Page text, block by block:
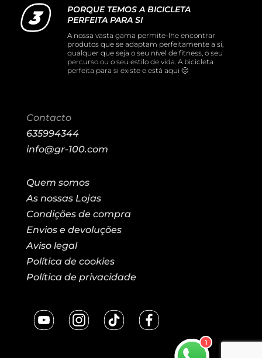
PORQUE TEMOS A BICICLETA
PERFEITA PARA SI
A nossa vasta gama permite-lhe encontrar
produtos que se adaptam perfeitamente a si,
qualquer que seja o seu nível de fitness, o seu
percurso ou o seu estilo de vida. A bicicleta
perfeita para si existe e está aqui 🙂
Contacto
635994344
info@gr-100.com
Quem somos
As nossas Lojas
Condições de compra
Envios e devoluções
Aviso legal
Política de cookies
Política de privacidade
1